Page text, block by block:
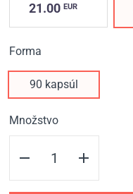
21.00 EUR
Forma
90 kapsúl
Množstvo